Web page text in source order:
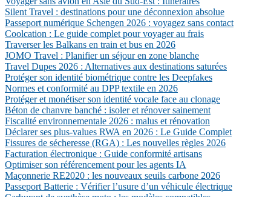
Silent Travel : destinations pour une déconnexion absolue
Passeport numérique Schengen 2026 : voyagez sans contact
Coolcation : Le guide complet pour voyager au frais
Traverser les Balkans en train et bus en 2026
JOMO Travel : Planifier un séjour en zone blanche
Travel Dupes 2026 : Alternatives aux destinations saturées
Protéger son identité biométrique contre les Deepfakes
Normes et conformité au DPP textile en 2026
Protéger et monétiser son identité vocale face au clonage
Béton de chanvre banché : isoler et rénover sainement
Fiscalité environnementale 2026 : malus et rénovation
Déclarer ses plus-values RWA en 2026 : Le Guide Complet
Fissures de sécheresse (RGA) : Les nouvelles règles 2026
Facturation électronique : Guide conformité artisans
Optimiser son référencement pour les agents IA
Maçonnerie RE2020 : les nouveaux seuils carbone 2026
Passeport Batterie : Vérifier l’usure d’un véhicule électrique